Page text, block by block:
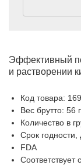
Эффективный
и растворении
Код товара:
Вес брутто: 56
Количество в
Срок
FDA
Соответствует